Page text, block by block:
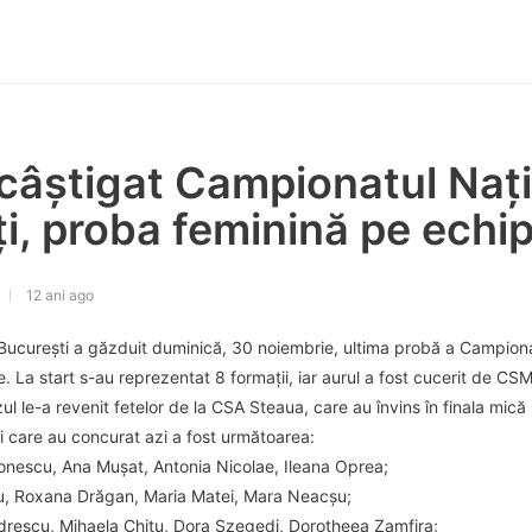
Campionatul
proba feminină pe
12 ani ago
a găzduit duminică, 30 noiembrie, ultima probă a
La start s-au reprezentat 8 formații, iar aurul a fost cucerit de
le-a revenit fetelor de la CSA Steaua, care au învins în finala
au concurat azi a fost următoarea:
Ana Mușat, Antonia Nicolae, Ileana Oprea;
Roxana Drăgan, Maria Matei, Mara Neacșu;
Mihaela Chițu, Dora Szegedi, Dorotheea Zamfira;